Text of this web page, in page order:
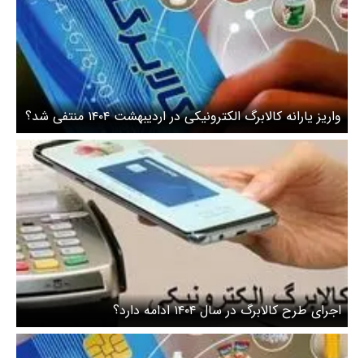
واریز یارانه کالابرگ الکترونیکی در اردیبهشت ۱۴۰۴ منتفی شد؟
اجرای طرح کالابرگ در سال ۱۴۰۴ ادامه دارد؟